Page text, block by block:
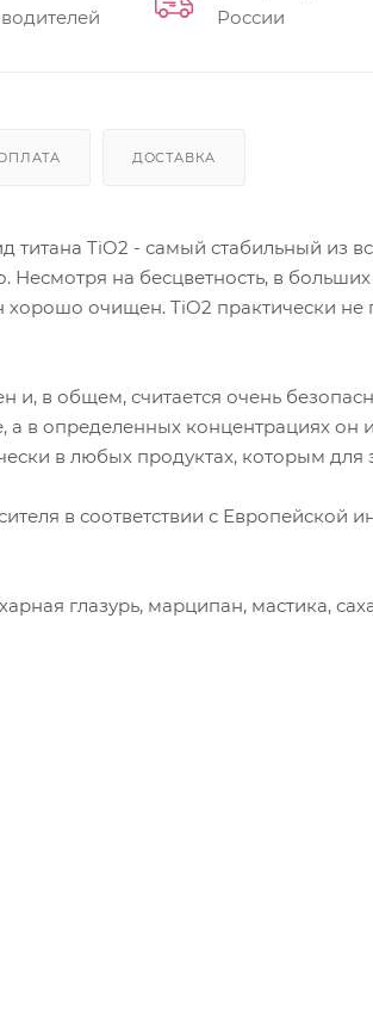
России
ДОСТАВКА
TiO2 - самый стабильный из
Несмотря на бесцветность, в
очищен. TiO2 практически не
и, в общем, считается очень
в определенных концентрациях он
в любых продуктах, которым
в соответствии с Европейской
глазурь, марципан, мастика,